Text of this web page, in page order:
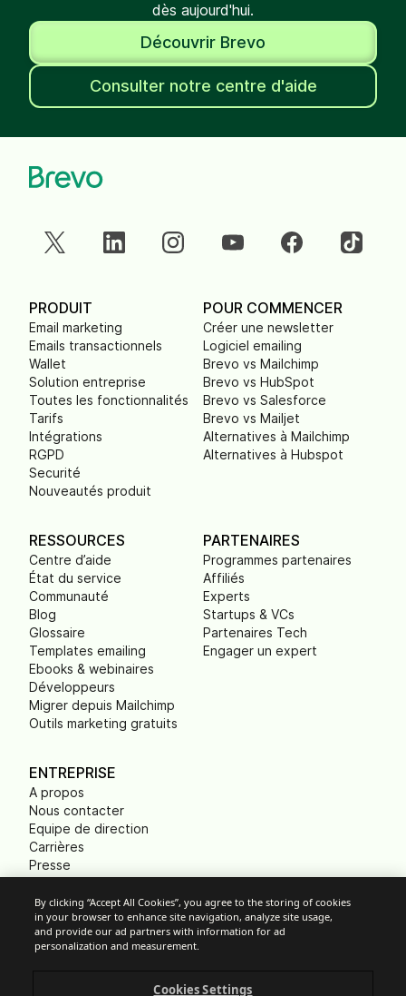
dès aujourd'hui.
Découvrir Brevo
Consulter notre centre d'aide
PRODUIT
Email marketing
Emails transactionnels
Wallet
Solution entreprise
Toutes les fonctionnalités
Tarifs
Intégrations
RGPD
Securité
Nouveautés produit
POUR COMMENCER
Créer une newsletter
Logiciel emailing
Brevo vs Mailchimp
Brevo vs HubSpot
Brevo vs Salesforce
Brevo vs Mailjet
Alternatives à Mailchimp
Alternatives à Hubspot
RESSOURCES
Centre d’aide
État du service
Communauté
Blog
Glossaire
Templates emailing
Ebooks & webinaires
Développeurs
Migrer depuis Mailchimp
Outils marketing gratuits
PARTENAIRES
Programmes partenaires
Affiliés
Experts
Startups & VCs
Partenaires Tech
Engager un expert
ENTREPRISE
A propos
Nous contacter
Equipe de direction
Carrières
Presse
Empreinte carbone
ONG
By clicking “Accept All Cookies”, you agree to the storing of cookies
in your browser to enhance site navigation, analyze site usage,
and provide our ad partners with information for ad
personalization and measurement.
Cookies Settings